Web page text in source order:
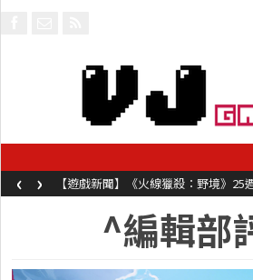
【遊戲新聞】《火線獵殺：野境》25
容同時系舊作限時超平價折扣
‹ ›
^編輯部